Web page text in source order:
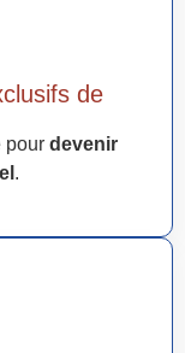
de
pour devenir
.